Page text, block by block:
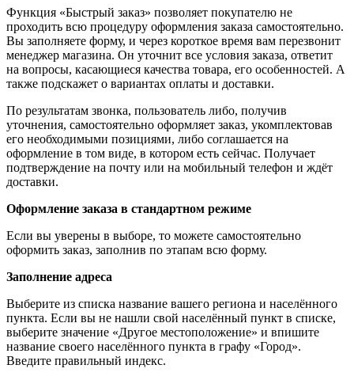
Функция «Быстрый заказ» позволяет покупателю не
проходить всю процедуру оформления заказа самостоятельно.
Вы заполняете форму, и через короткое время вам перезвонит
менеджер магазина. Он уточнит все условия заказа, ответит
на вопросы, касающиеся качества товара, его особенностей. А
также подскажет о вариантах оплаты и доставки.
По результатам звонка, пользователь либо, получив
уточнения, самостоятельно оформляет заказ, укомплектовав
его необходимыми позициями, либо соглашается на
оформление в том виде, в котором есть сейчас. Получает
подтверждение на почту или на мобильный телефон и ждёт
доставки.
Оформление заказа в стандартном режиме
Если вы уверены в выборе, то можете самостоятельно
оформить заказ, заполнив по этапам всю форму.
Заполнение адреса
Выберите из списка название вашего региона и населённого
пункта. Если вы не нашли свой населённый пункт в списке,
выберите значение «Другое местоположение» и впишите
название своего населённого пункта в графу «Город».
Введите правильный индекс.